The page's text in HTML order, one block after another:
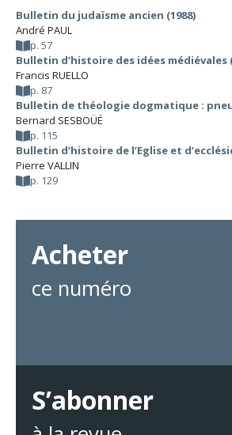
Bulletin du judaïsme ancien (1988)
André PAUL
p. 57
Bulletin d’histoire des idées médiévales
Francis RUELLO
p. 87
Bulletin de théologie dogmatique :
Bernard SESBOÜÉ
p. 115
Bulletin d’histoire de l’Eglise et
Pierre VALLIN
p. 129
Acheter
ce numéro
S’abonner